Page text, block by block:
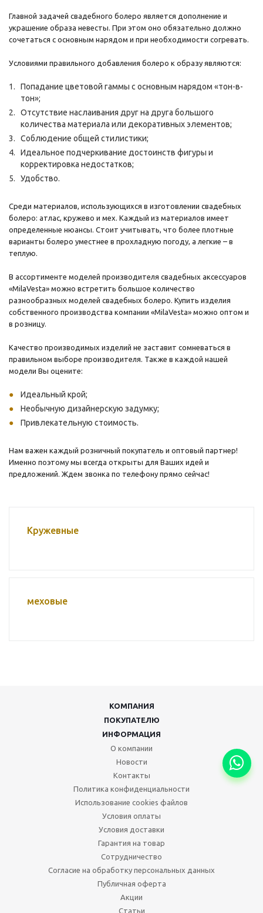
Главной задачей свадебного болеро является дополнение и
украшение образа невесты. При этом оно обязательно должно
сочетаться с основным нарядом и при необходимости согревать.
Условиями правильного добавления болеро к образу являются:
Попадание цветовой гаммы с основным нарядом «тон-в-
тон»;
Отсутствие наслаивания друг на друга большого
количества материала или декоративных элементов;
Соблюдение общей стилистики;
Идеальное подчеркивание достоинств фигуры и
корректировка недостатков;
Удобство.
Среди материалов, использующихся в изготовлении свадебных
болеро: атлас, кружево и мех. Каждый из материалов имеет
определенные нюансы. Стоит учитывать, что более плотные
варианты болеро уместнее в прохладную погоду, а легкие – в
теплую.
В ассортименте моделей производителя свадебных аксессуаров
«MilaVesta» можно встретить большое количество
разнообразных моделей свадебных болеро. Купить изделия
собственного производства компании «MilaVesta» можно оптом и
в розницу.
Качество производимых изделий не заставит сомневаться в
правильном выборе производителя. Также в каждой нашей
модели Вы оцените:
Идеальный крой;
Необычную дизайнерскую задумку;
Привлекательную стоимость.
Нам важен каждый розничный покупатель и оптовый партнер!
Именно поэтому мы всегда открыты для Ваших идей и
предложений. Ждем звонка по телефону прямо сейчас!
Кружевные
меховые
КОМПАНИЯ
ПОКУПАТЕЛЮ
ИНФОРМАЦИЯ
О компании
Новости
Контакты
Политика конфиденциальности
Использование cookies файлов
Условия оплаты
Условия доставки
Гарантия на товар
Сотрудничество
Согласие на обработку персональных данных
Публичная оферта
Акции
Статьи